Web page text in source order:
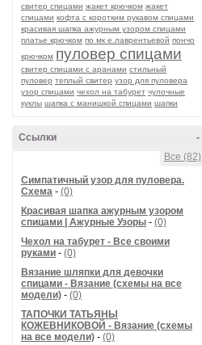
свитер спицами жакет крючком жакет
спицами кофта с коротким рукавом спицами
красивая шапка ажурным узором спицами
платье крючком по мк е.лаврентьевой пончо
крючком пуловер спицами
свитер спицами с аранами стильный
пуловер теплый свитер узор для пуловера
узор спицами чехол на табурет чулочные
куклы шапка с манишкой спицами шапки
-
Ссылки
Все (82)
Симпатичный узор для пуловера.
Схема - (0)
Красивая шапка ажурным узором
спицами | Ажурные Узоры - (0)
Чехол на табурет - Все своими
руками - (0)
Вязание шляпки для девочки
спицами - Вязание (схемы на все
модели) - (0)
ТАПОЧКИ ТАТЬЯНЫ
КОЖЕВНИКОВОЙ - Вязание (схемы
на все модели) - (0)